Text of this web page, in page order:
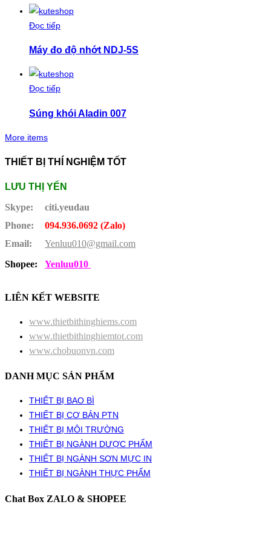
Đọc tiếp
Máy đo độ nhớt NDJ-5S
Đọc tiếp
Súng khói Aladin 007
More items
THIẾT BỊ THÍ NGHIỆM TỐT
LƯU THỊ YẾN
Skype:
citi.yeudau
Phone:
094.936.0692 (Zalo)
Email:
Yenluu010@gmail.com
Shopee:
Yenluu010
LIÊN KẾT WEBSITE
www.thietbithinghiems.com
www.thietbithinghiemtot.com
www.chobuonvn.com
DANH MỤC SẢN PHẨM
THIẾT BỊ BAO BÌ
THIẾT BỊ CƠ BẢN PTN
THIẾT BỊ MÔI TRƯỜNG
THIẾT BỊ NGÀNH DƯỢC PHẨM
THIẾT BỊ NGÀNH SƠN MỰC IN
THIẾT BỊ NGÀNH THỰC PHẨM
Chat Box ZALO & SHOPEE